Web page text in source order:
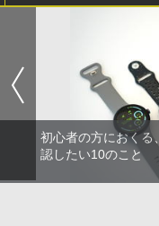
初心者の方におくる
認したい10のこと